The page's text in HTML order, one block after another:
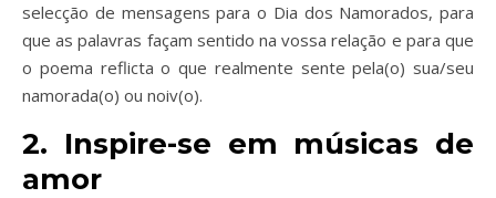
selecção de mensagens para o Dia dos Namorados, para
que as palavras façam sentido na vossa relação e para que
o poema reflicta o que realmente sente pela(o) sua/seu
namorada(o) ou noiv(o).
2. Inspire-se em músicas de
amor